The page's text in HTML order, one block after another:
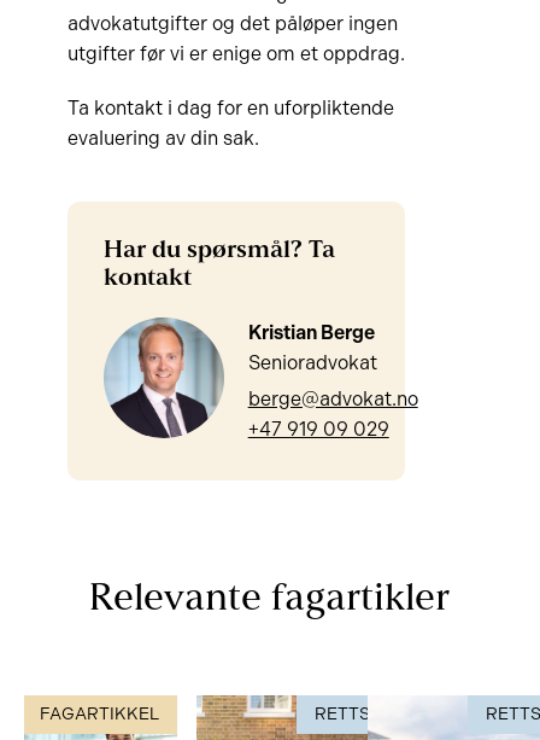
advokatutgifter og det påløper ingen
utgifter før vi er enige om et oppdrag.
Ta kontakt i dag for en uforpliktende
evaluering av din sak.
Har du spørsmål? Ta
kontakt
Kristian Berge
Senioradvokat
berge@advokat.no
+47 919 09 029
Relevante fagartikler
FAGARTIKKEL RETTSSAK